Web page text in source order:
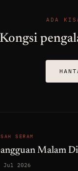
ADA
Kongsi
SERAM
Malam
Jul 2026